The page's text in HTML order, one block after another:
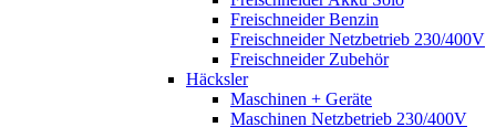
Freischneider Benzin
Freischneider Netzbetrieb 230/400V
Freischneider Zubehör
Häcksler
Maschinen + Geräte
Maschinen Netzbetrieb 230/400V